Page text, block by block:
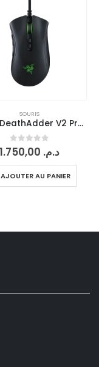
SOURIS
Razer DeathAdder V2 Pro + Charging Dock
0sur 5 د.م.
AJOUTER AU PANIER